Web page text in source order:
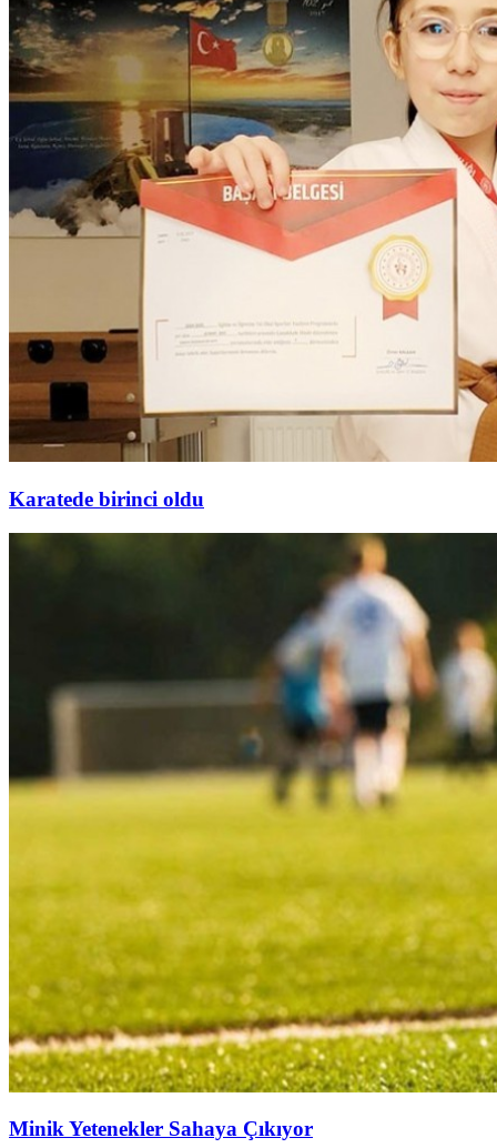
Karatede birinci oldu
Minik Yetenekler Sahaya Çıkıyor